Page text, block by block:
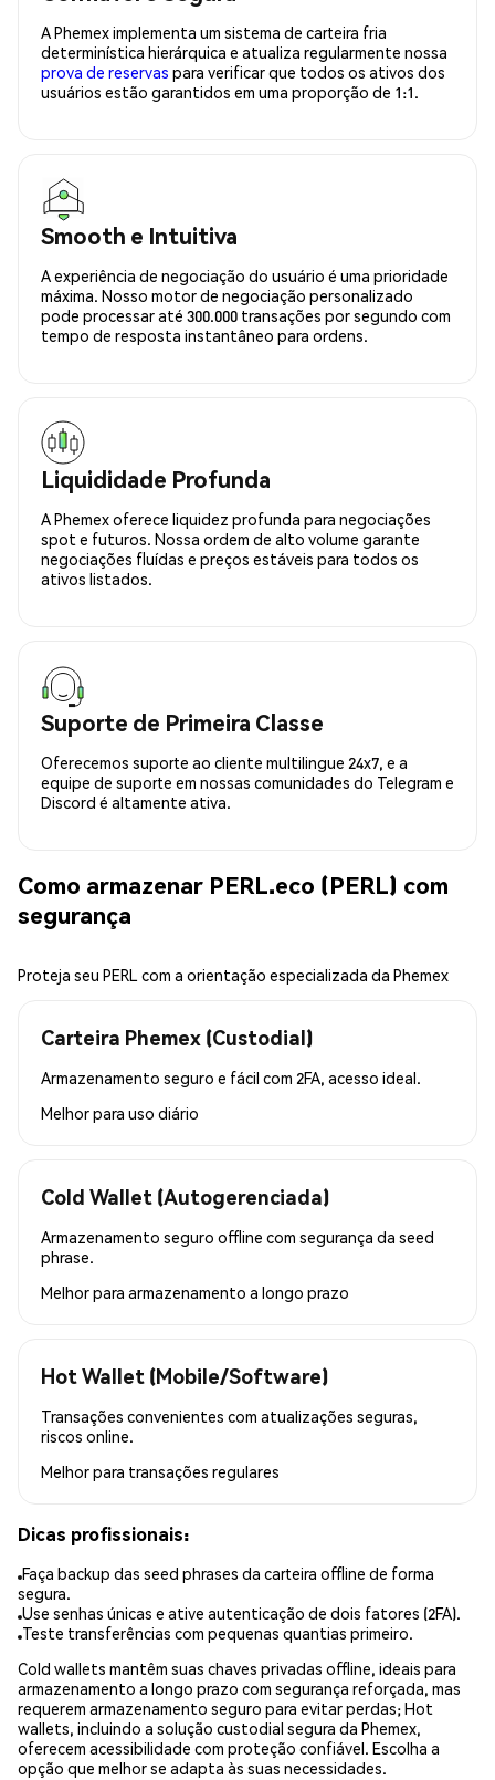
A Phemex implementa um sistema de carteira fria
determinística hierárquica e atualiza regularmente nossa
prova de reservas para verificar que todos os ativos dos
usuários estão garantidos em uma proporção de 1:1.
Smooth e Intuitiva
A experiência de negociação do usuário é uma prioridade
máxima. Nosso motor de negociação personalizado
pode processar até 300.000 transações por segundo com
tempo de resposta instantâneo para ordens.
Liquididade Profunda
A Phemex oferece liquidez profunda para negociações
spot e futuros. Nossa ordem de alto volume garante
negociações fluídas e preços estáveis para todos os
ativos listados.
Suporte de Primeira Classe
Oferecemos suporte ao cliente multilingue 24x7, e a
equipe de suporte em nossas comunidades do Telegram e
Discord é altamente ativa.
Como armazenar PERL.eco (PERL) com
segurança
Proteja seu PERL com a orientação especializada da Phemex
Carteira Phemex (Custodial)
Armazenamento seguro e fácil com 2FA, acesso ideal.
Melhor para uso diário
Cold Wallet (Autogerenciada)
Armazenamento seguro offline com segurança da seed
phrase.
Melhor para armazenamento a longo prazo
Hot Wallet (Mobile/Software)
Transações convenientes com atualizações seguras,
riscos online.
Melhor para transações regulares
Dicas profissionais:
Faça backup das seed phrases da carteira offline de forma
segura.
Use senhas únicas e ative autenticação de dois fatores (2FA).
Teste transferências com pequenas quantias primeiro.
Cold wallets mantêm suas chaves privadas offline, ideais para
armazenamento a longo prazo com segurança reforçada, mas
requerem armazenamento seguro para evitar perdas; Hot
wallets, incluindo a solução custodial segura da Phemex,
oferecem acessibilidade com proteção confiável. Escolha a
opção que melhor se adapta às suas necessidades.